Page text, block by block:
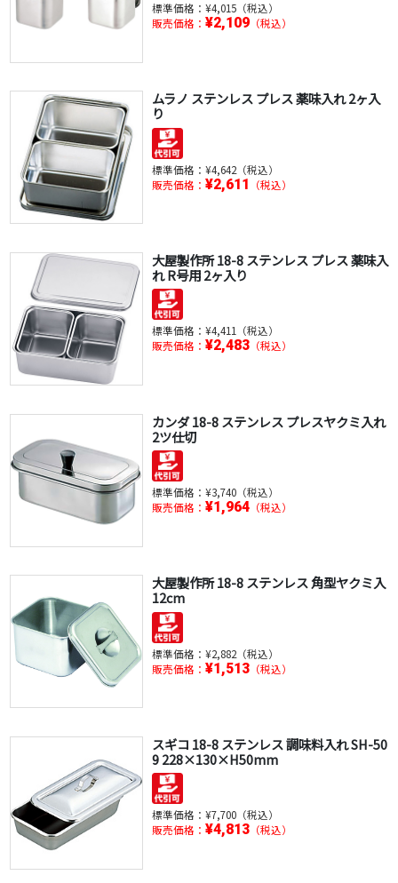
標準価格： ¥4,015（税込）
販売価格： ¥2,109（税込）
ムラノ ステンレス プレス 薬味入れ 2ヶ入
り
標準価格： ¥4,642（税込）
販売価格： ¥2,611 （税込）
大屋製作所 18-8 ステンレス プレス 薬味入
れ R号用 2ヶ入り
標準価格： ¥4,411（税込）
販売価格： ¥2,483（税込）
カンダ 18-8 ステンレス プレスヤクミ入れ
2ツ仕切
標準価格： ¥3,740（税込）
販売価格： ¥1,964（税込）
大屋製作所 18-8 ステンレス 角型ヤクミ入
12cm
標準価格： ¥2,882（税込）
販売価格： ¥1,513（税込）
スギコ 18-8 ステンレス 調味料入れ SH-50
9 228×130×H50mm
標準価格： ¥7,700（税込）
販売価格： ¥4,813（税込）